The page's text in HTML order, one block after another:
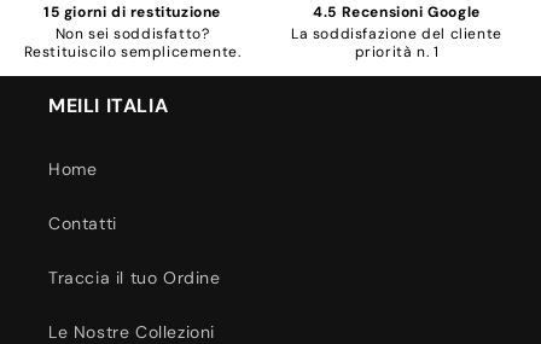
15 giorni di restituzione
Non sei soddisfatto?
Restituiscilo semplicemente.
4.5 Recensioni Google
La soddisfazione del cliente
priorità n. 1
MEILI ITALIA
Home
Contatti
Traccia il tuo Ordine
Le Nostre Collezioni